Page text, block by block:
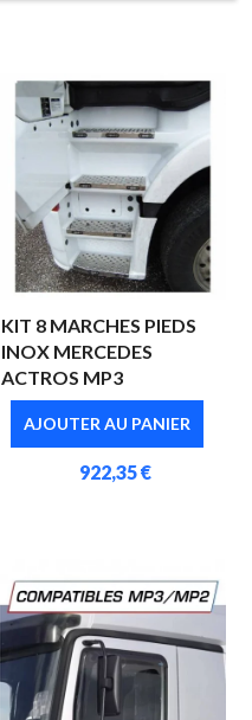
KIT 8 MARCHES PIEDS
INOX MERCEDES
ACTROS MP3
AJOUTER AU PANIER
922,35 €